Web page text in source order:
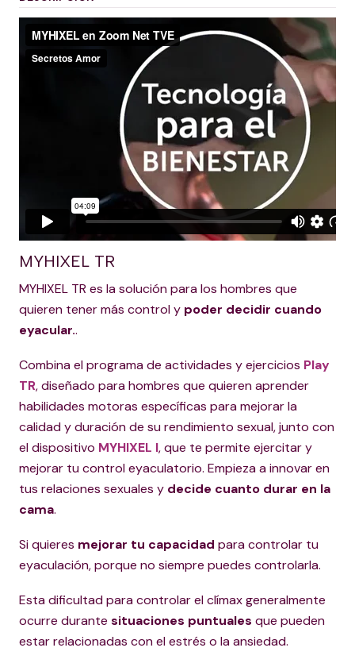
MYHIXEL TR
MYHIXEL TR es la solución para los hombres que
quieren tener más control y poder decidir cuando
eyacular..
Combina el programa de actividades y ejercicios Play
TR, diseñado para hombres que quieren aprender
habilidades motoras específicas para mejorar la
calidad y duración de su rendimiento sexual, junto con
el dispositivo MYHIXEL I, que te permite ejercitar y
mejorar tu control eyaculatorio. Empieza a innovar en
tus relaciones sexuales y decide cuanto durar en la
cama.
Si quieres mejorar tu capacidad para controlar tu
eyaculación, porque no siempre puedes controlarla.
Esta dificultad para controlar el clímax generalmente
ocurre durante situaciones puntuales que pueden
estar relacionadas con el estrés o la ansiedad.